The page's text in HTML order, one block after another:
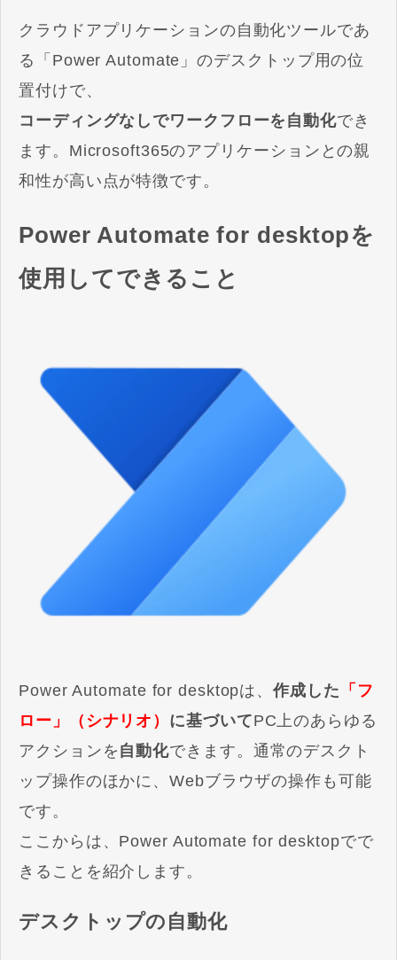
クラウドアプリケーションの自動化ツールであ
る「Power Automate」のデスクトップ用の位
置付けで、
コーディングなしでワークフローを自動化でき
ます。Microsoft365のアプリケーションとの親
和性が高い点が特徴です。
Power Automate for desktopを
使用してできること
Power Automate for desktopは、作成した 「フ
ロー」（シナリオ） に基づいてPC上のあらゆる
アクションを 自動化できます。通常のデスクト
ップ操作のほかに、Webブラウザの操作も可能
です。
ここからは、Power Automate for desktopでで
きることを紹介します。
デスクトップの自動化